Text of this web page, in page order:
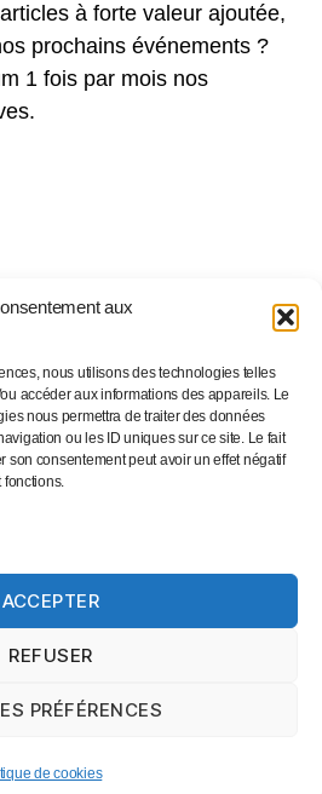
aux
nous utilisons des technologies telles
accéder aux informations des appareils. Le
nous permettra de traiter des données
ou les ID uniques sur ce site. Le fait
son consentement peut avoir un effet négatif
fonctions.
ACCEPTER
REFUSER
PRÉFÉRENCES
de cookies
à forte valeur ajoutée,
prochains événements ?
1 fois par mois nos
sur…